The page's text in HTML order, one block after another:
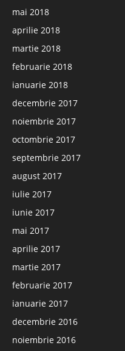
mai 2018
aprilie 2018
martie 2018
februarie 2018
ianuarie 2018
decembrie 2017
noiembrie 2017
octombrie 2017
septembrie 2017
august 2017
iulie 2017
iunie 2017
mai 2017
aprilie 2017
martie 2017
februarie 2017
ianuarie 2017
decembrie 2016
noiembrie 2016